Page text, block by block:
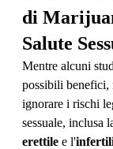
di
Salute
Mentre alcuni
possibili benefici,
ignorare i rischi
sessuale, inclusa
erettile e l'